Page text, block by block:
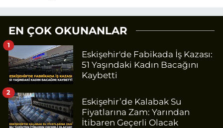
EN ÇOK OKUNANLAR
Eskişehir'de Fabikada İş Kazası:
51 Yaşındaki Kadın Bacağını
Kaybetti
1
Eskişehir’de Kalabak Su
Fiyatlarına Zam: Yarından
İtibaren Geçerli Olacak
2